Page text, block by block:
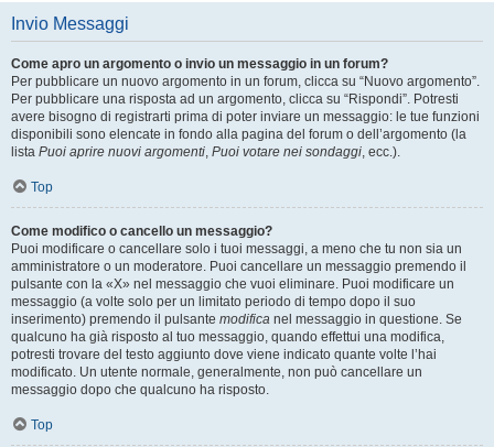
Invio Messaggi
Come apro un argomento o invio un messaggio in un forum?
Per pubblicare un nuovo argomento in un forum, clicca su “Nuovo argomento”.
Per pubblicare una risposta ad un argomento, clicca su “Rispondi”. Potresti
avere bisogno di registrarti prima di poter inviare un messaggio: le tue funzioni
disponibili sono elencate in fondo alla pagina del forum o dell’argomento (la
lista Puoi aprire nuovi argomenti, Puoi votare nei sondaggi, ecc.).
Top
Come modifico o cancello un messaggio?
Puoi modificare o cancellare solo i tuoi messaggi, a meno che tu non sia un
amministratore o un moderatore. Puoi cancellare un messaggio premendo il
pulsante con la «X» nel messaggio che vuoi eliminare. Puoi modificare un
messaggio (a volte solo per un limitato periodo di tempo dopo il suo
inserimento) premendo il pulsante modifica nel messaggio in questione. Se
qualcuno ha già risposto al tuo messaggio, quando effettui una modifica,
potresti trovare del testo aggiunto dove viene indicato quante volte l’hai
modificato. Un utente normale, generalmente, non può cancellare un
messaggio dopo che qualcuno ha risposto.
Top